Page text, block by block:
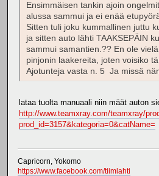
Ensimmäisen tankin ajoin
alussa sammui ja ei enää
Sitten tuli joku kummallinen juttu
ja sitten auto lähti TAAKSEPÄIN
sammui samantien.?? En ole
pinjonin laakereita, joten voisiko
Ajotunteja vasta n. 5 Ja missä
lataa tuolta manuaali niin määt auton
http://www.teamxray.com/teamxray/
prod_id=3157&kategoria=0&catName=
Capricorn, Yokomo
https://www.facebook.com/tiimlahti